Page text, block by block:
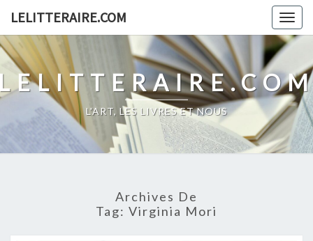
content
LELITTERAIRE.COM
L'ART, LES LIVRES ET NOUS
Archives De
Tag: Virginia Mori